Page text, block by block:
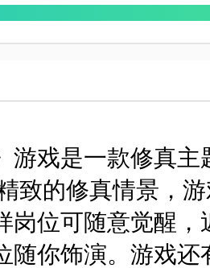
游戏是一款修真
致的修真情景，
岗位可随意觉醒
随你饰演。游戏